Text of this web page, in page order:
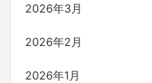
2026年3月
2026年2月
2026年1月